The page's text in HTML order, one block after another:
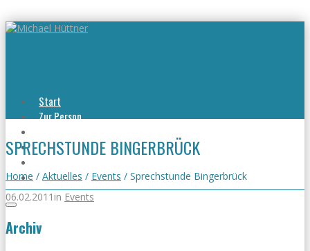
Start
Zur Person
Viel erreicht
Kontakt
SPRECHSTUNDE BINGERBRÜCK
Home / Aktuelles / Events / Sprechstunde Bingerbrück
06.02.2011 in Events
Archiv